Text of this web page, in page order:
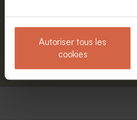
Autoriser tous les
cookies